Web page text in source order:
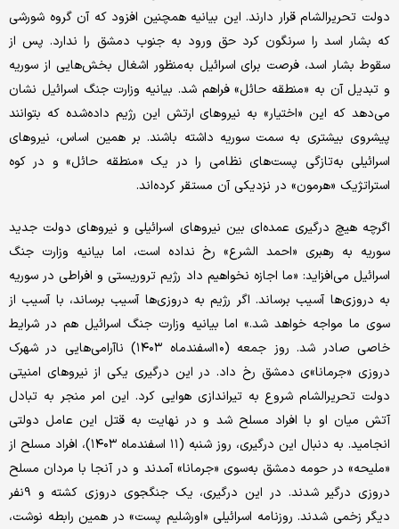
دولت تحریرالشام قرار دارند. این بیانیه همچنین افزود که آن گروه شورشی
که بشار اسد را سرنگون کرد حق ورود به جنوب دمشق را ندارد. پس از
سقوط بشار اسد، فرصت برای اسرائیل به‌منظور اشغال بخش‌هایی از سوریه
و تبدیل آن به «منطقه‌ حائل» فراهم شد. بیانیه وزارت جنگ اسرائیل نشان
می‌دهد که این «اختیار» به نیروهای ارتش این رژیم داده‌شده که بتوانند
پیشروی بیشتری به سمت سوریه داشته باشند. بر همین اساس، نیروهای
اسرائیلی به‌تازگی پست‌های نظامی را در یک «منطقه‌ حائل» و در کوه
استراتژیک «هرمون» در نزدیکی آن مستقر کرده‌اند.
اگرچه هیچ درگیری عمده‌ای بین نیروهای اسرائیلی و نیروهای دولت جدید
سوریه به رهبری «احمد الشرع» رخ نداده است، اما بیانیه وزارت جنگ
اسرائیل می‌افزاید: «ما اجازه نخواهیم داد رژیم تروریستی و افراطی در سوریه
به دروزی‌ها آسیب برساند. اگر رژیم به دروزی‌ها آسیب برساند، با آسیب از
سوی ما مواجه خواهد شد.» اما بیانیه‌ وزارت جنگ اسرائیل هم در شرایط
خاصی صادر شد. روز جمعه (۱۰اسفندماه ۱۴۰۳) ناآرامی‌هایی در شهرک
دروزی «جرمانا»ی دمشق رخ داد. در این درگیری یکی از نیروهای امنیتی
دولت تحریرالشام شروع به تیراندازی هوایی کرد. این امر منجر به تبادل
آتش میان او با افراد مسلح شد و در نهایت به قتل این عامل دولتی
انجامید. به دنبال این درگیری، روز شنبه (۱۱ اسفندماه ۱۴۰۳)، افراد مسلح از
«ملیحه» در حومه دمشق به‌سوی «جرمانا» آمدند و در آنجا با مردان مسلح
دروزی درگیر شدند. در این درگیری، یک جنگجوی دروزی کشته و ۹نفر
دیگر زخمی شدند. روزنامه اسرائیلی «اورشلیم پست» در همین رابطه نوشت،